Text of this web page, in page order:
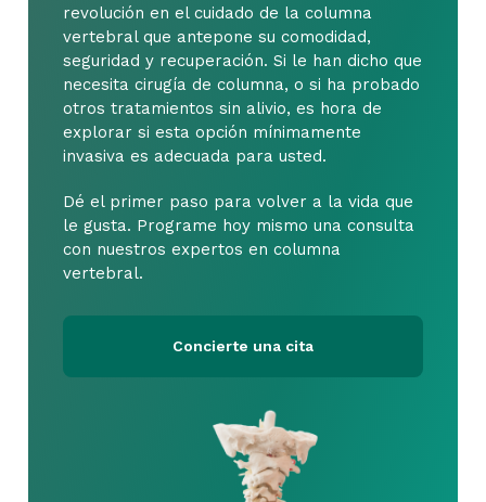
revolución en el cuidado de la columna
vertebral que antepone su comodidad,
seguridad y recuperación. Si le han dicho que
necesita cirugía de columna, o si ha probado
otros tratamientos sin alivio, es hora de
explorar si esta opción mínimamente
invasiva es adecuada para usted.
Dé el primer paso para volver a la vida que
le gusta. Programe hoy mismo una consulta
con nuestros expertos en columna
vertebral.
Concierte una cita